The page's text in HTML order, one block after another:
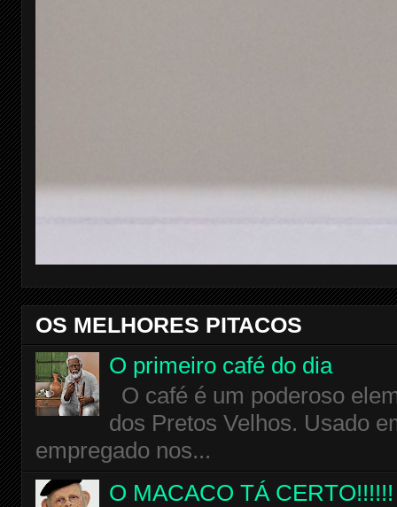
OS MELHORES PITACOS
O primeiro café do dia
O café é um poderoso
dos Pretos Velhos. Usado
empregado nos...
O MACACO TÁ CERTO!!!!!!